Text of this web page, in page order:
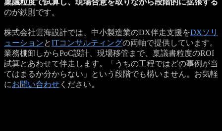
のが鉄則です。
株式会社雲海設計では、中小製造業のDX伴走支援をDXソリ
ューションとITコンサルティングの両軸で提供しています。
業務棚卸しからPoC設計、現場移管まで、稟議書粒度のROI
試算とあわせて伴走します。「うちの工程ではどの事例が当
てはまるか分からない」という段階でも構いません。お気軽
にお問い合わせ ください。